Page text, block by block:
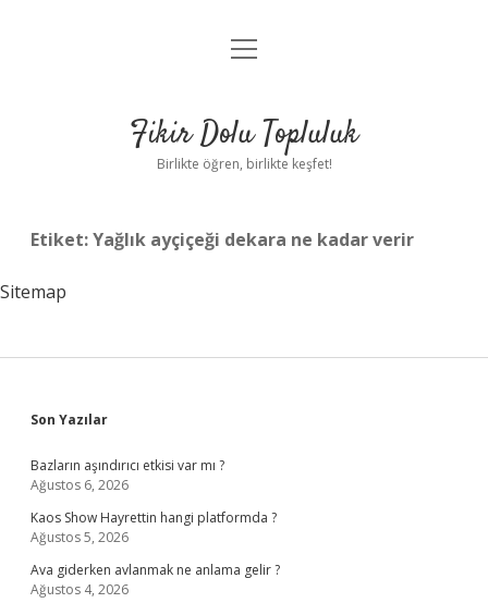
Anasayfa
Yasal Uyarı
menüyü
Fikir Dolu Topluluk
Birlikte öğren, birlikte keşfet!
Etiket:Yağlık ayçiçeği dekara ne kadar verir
Sitemap
Sidebar
Son Yazılar
Bazların aşındırıcı etkisi var mı ?
Ağustos 6, 2026
Kaos Show Hayrettin hangi platformda ?
Ağustos 5, 2026
Ava giderken avlanmak ne anlama gelir ?
Ağustos 4, 2026